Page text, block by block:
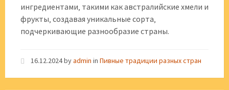
ингредиентами‚ такими как австралийские хмели и
фрукты‚ создавая уникальные сорта‚
подчеркивающие разнообразие страны.
16.12.2024byadmin in Пивные традиции разных стран